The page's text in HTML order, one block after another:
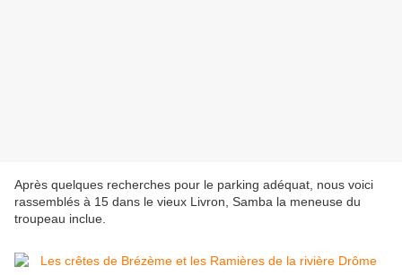
Après quelques recherches pour le parking adéquat, nous voici
rassemblés à 15 dans le vieux Livron, Samba la meneuse du
troupeau inclue.